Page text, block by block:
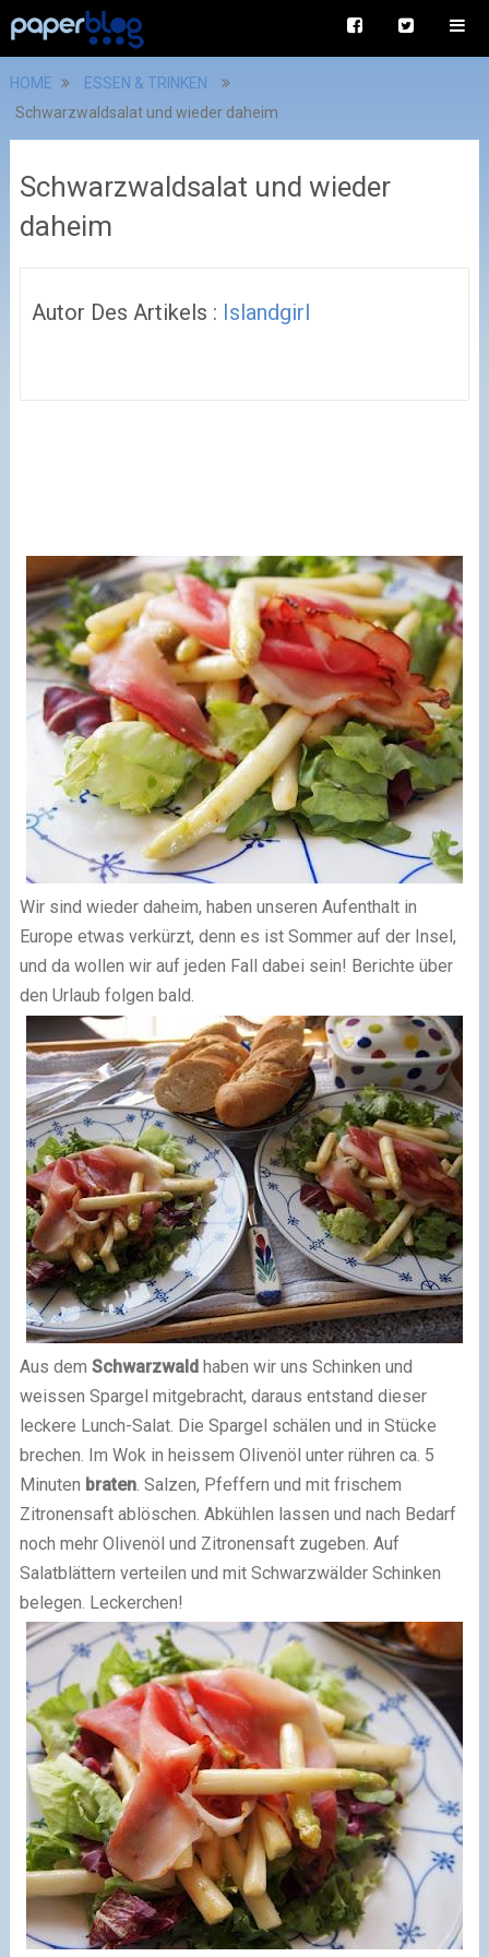
HOME
ESSEN & TRINKEN
Schwarzwaldsalat und wieder daheim
Schwarzwaldsalat und wieder
daheim
Autor Des Artikels : Islandgirl
Wir sind wieder daheim, haben unseren Aufenthalt in
Europe etwas verkürzt, denn es ist Sommer auf der Insel,
und da wollen wir auf jeden Fall dabei sein! Berichte über
den Urlaub folgen bald.
Aus dem Schwarzwaldhaben wir uns Schinken und
weissen Spargel mitgebracht, daraus entstand dieser
leckere Lunch-Salat. Die Spargel schälen und in Stücke
brechen. Im Wok in heissem Olivenöl unter rühren ca. 5
Minuten braten. Salzen, Pfeffern und mit frischem
Zitronensaft ablöschen. Abkühlen lassen und nach Bedarf
noch mehr Olivenöl und Zitronensaft zugeben. Auf
Salatblättern verteilen und mit Schwarzwälder Schinken
belegen. Leckerchen!